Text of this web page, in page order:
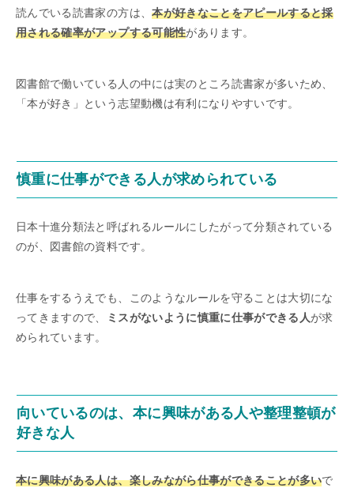
読んでいる読書家の方は、本が好きなことをアピールすると採
用される確率がアップする可能性があります。
図書館で働いている人の中には実のところ読書家が多いため、
「本が好き」という志望動機は有利になりやすいです。
慎重に仕事ができる人が求められている
日本十進分類法と呼ばれるルールにしたがって分類されている
のが、図書館の資料です。
仕事をするうえでも、このようなルールを守ることは大切にな
ってきますので、
ミスがないように慎重に仕事ができる人が求
められています。
向いているのは、本に興味がある人や整理整頓が
好きな人
本に興味がある人は、楽しみながら仕事ができることが多いで